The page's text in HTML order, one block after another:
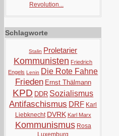
Revolution...
Schlagworte
Stalin Proletarier
Kommunisten Friedrich
Engels Lenin Die Rote Fahne
Frieden Ernst Thälmann
KPD DDR Sozialismus
Antifaschismus DRF Karl
Liebknecht DVRK Karl Marx
Kommunismus Rosa
Luxemburg